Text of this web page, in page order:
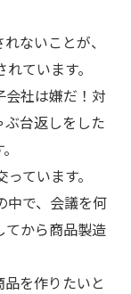
ないことが、
ています。
社は嫌だ！対
台返しをした
ています。
中で、会議を何
てから商品製造
を作りたいと